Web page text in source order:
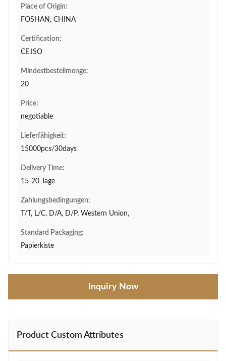
Place of Origin:
FOSHAN, CHINA
Certification:
CE,ISO
Mindestbestellmenge:
20
Price:
negotiable
Lieferfähigkeit:
15000pcs/30days
Delivery Time:
15-20 Tage
Zahlungsbedingungen:
T/T, L/C, D/A, D/P, Western Union,
Standard Packaging:
Papierkiste
Inquiry Now
Product Custom Attributes